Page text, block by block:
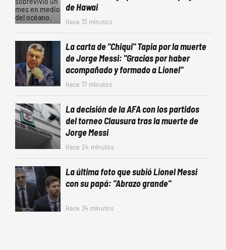
de Hawai
Hace 13 minutos
La carta de "Chiqui" Tapia por la muerte
de Jorge Messi: "Gracias por haber
acompañado y formado a Lionel"
Hace 17 minutos
La decisión de la AFA con los partidos
del torneo Clausura tras la muerte de
Jorge Messi
Hace 24 minutos
La última foto que subió Lionel Messi
con su papá: "Abrazo grande"
Hace 34 minutos